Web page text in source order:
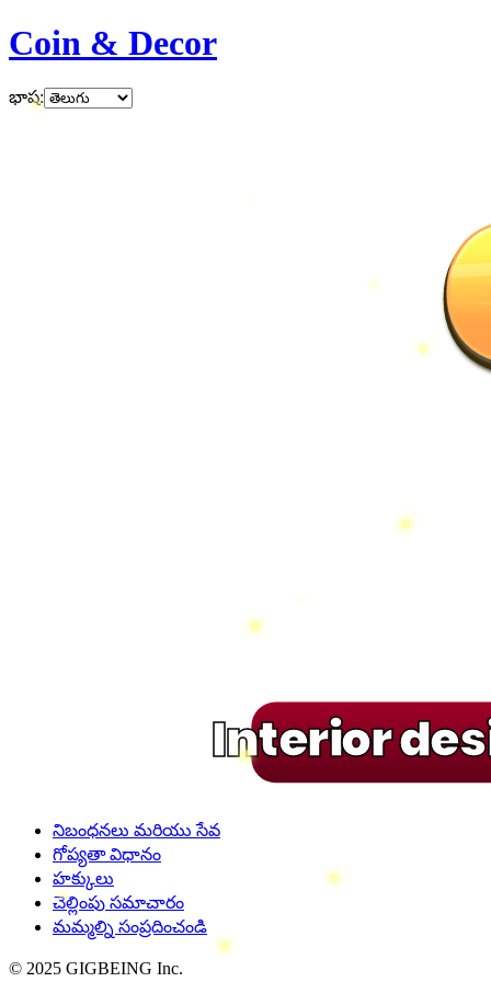
Coin & Decor
భాష:
Interior
నిబంధనలు మరియు సేవ
గోప్యతా విధానం
హక్కులు
చెల్లింపు సమాచారం
మమ్మల్ని సంప్రదించండి
© 2025 GIGBEING Inc.